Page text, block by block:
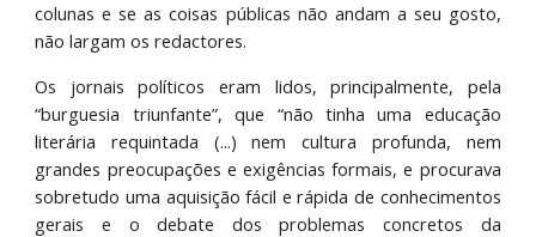
colunas e se as coisas públicas não andam a seu gosto,
não largam os redactores.
Os jornais políticos eram lidos, principalmente, pela
“burguesia triunfante”, que “não tinha uma educação
literária requintada (...) nem cultura profunda, nem
grandes preocupações e exigências formais, e procurava
sobretudo uma aquisição fácil e rápida de conhecimentos
gerais e o debate dos problemas concretos da